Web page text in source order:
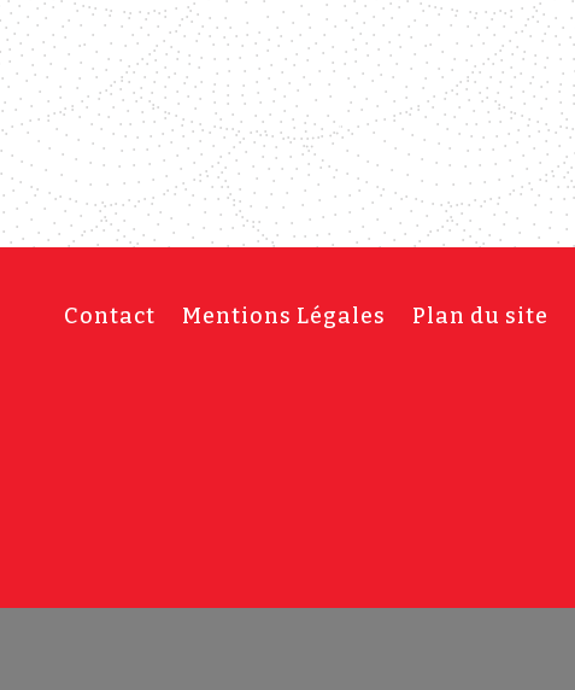
Contact Mentions Légales Plan du site